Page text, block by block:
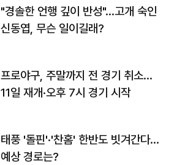
"경솔한 언행 깊이 반성"…고개 숙인
신동엽, 무슨 일이길래?
프로야구, 주말까지 전 경기 취소…
11일 재개·오후 7시 경기 시작
태풍 '돌핀'·'찬홈' 한반도 빗겨간다…
예상 경로는?